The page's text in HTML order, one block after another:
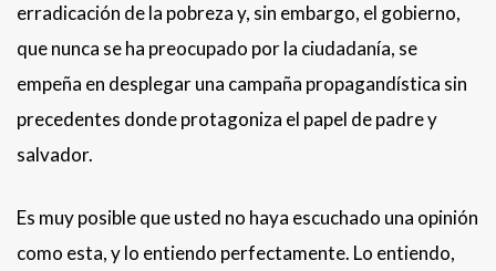
erradicación de la pobreza y, sin embargo, el gobierno,
que nunca se ha preocupado por la ciudadanía, se
empeña en desplegar una campaña propagandística sin
precedentes donde protagoniza el papel de padre y
salvador.
Es muy posible que usted no haya escuchado una opinión
como esta, y lo entiendo perfectamente. Lo entiendo,